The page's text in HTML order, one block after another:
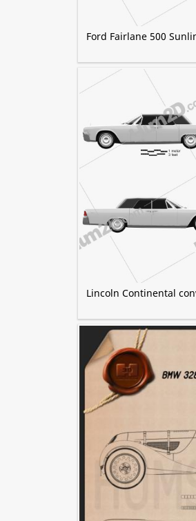
Ford Fairlane 500
Lincoln Continental